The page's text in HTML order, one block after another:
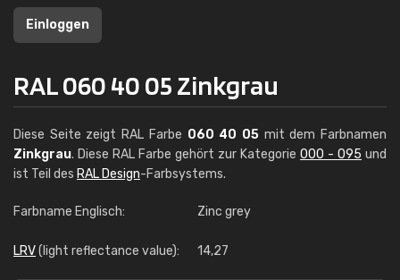
Einloggen
RAL 060 40 05 Zinkgrau
Diese Seite zeigt RAL Farbe 060 40 05mit dem Farbnamen
Zinkgrau. Diese RAL Farbe gehört zur Kategorie 000 - 095 und
ist Teil des RAL Design-Farbsystems.
Farbname Englisch: Zinc grey
LRV(light reflectance value): 14,27